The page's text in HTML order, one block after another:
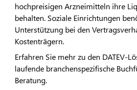
hochpreisigen Arzneimitteln ihre
behalten. Soziale Einrichtungen
Unterstützung bei den
Kostenträgern.
Erfahren Sie mehr zu den DATEV-
laufende branchenspezifische
Beratung.